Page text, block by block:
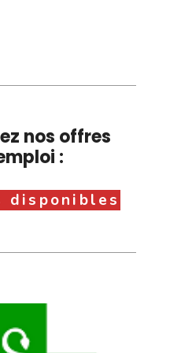
nos offres
:
disponibles